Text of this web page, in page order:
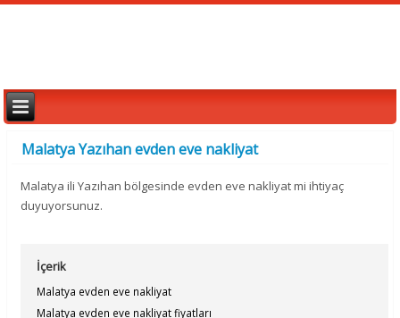
Malatya Yazıhan evden eve nakliyat
Malatya ili Yazıhan bölgesinde evden eve nakliyat mi ihtiyaç
duyuyorsunuz.
İçerik
Malatya evden eve nakliyat
Malatya evden eve nakliyat fiyatları